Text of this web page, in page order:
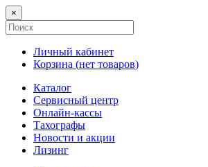
×
Личный кабинет
Корзина (нет товаров)
Каталог
Сервисный центр
Онлайн-кассы
Тахографы
Новости и акции
Лизинг